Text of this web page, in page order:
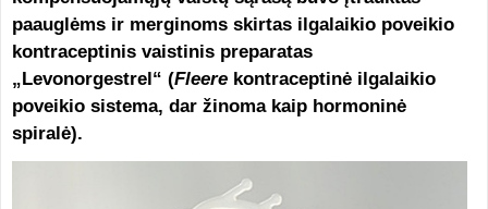
paauglėms ir merginoms skirtas ilgalaikio poveikio
kontraceptinis vaistinis preparatas
„Levonorgestrel“ (Fleerekontraceptinė ilgalaikio
poveikio sistema, dar žinoma kaip hormoninė
spiralė).